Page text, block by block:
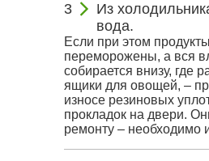
Из
вода.
Если при этом
переморожены, а вся
собирается внизу, где
ящики для овощей, –
износе резиновых
прокладок на двери.
ремонту – необходимо